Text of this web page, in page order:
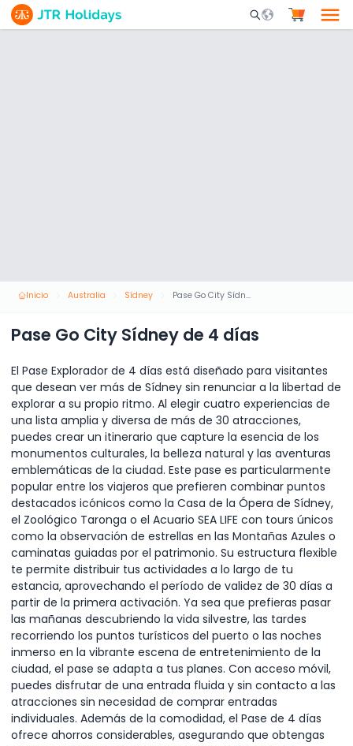
Mobile Search
Inicio Australia Sídney Pase Go City Sídney de 4 días
Pase Go City Sídney de 4 días
El Pase Explorador de 4 días está diseñado para visitantes
que desean ver más de Sídney sin renunciar a la libertad de
explorar a su propio ritmo. Al elegir cuatro experiencias de
una lista amplia y diversa de más de 30 atracciones,
puedes crear un itinerario que capture la esencia de los
monumentos culturales, la belleza natural y las aventuras
emblemáticas de la ciudad. Este pase es particularmente
popular entre los viajeros que prefieren combinar puntos
destacados icónicos como la Casa de la Ópera de Sídney,
el Zoológico Taronga o el Acuario SEA LIFE con tours únicos
como la observación de estrellas en las Montañas Azules o
caminatas guiadas por el patrimonio. Su estructura flexible
te permite distribuir tus actividades a lo largo de tu
estancia, aprovechando el período de validez de 30 días a
partir de la primera activación. Ya sea que prefieras pasar
las mañanas descubriendo la vida silvestre, las tardes
recorriendo los puntos turísticos del puerto o las noches
inmerso en la vibrante escena de entretenimiento de la
ciudad, el pase se adapta a tus planes. Con acceso móvil,
puedes disfrutar de una entrada fluida y sin contacto a las
atracciones sin necesidad de comprar entradas
individuales. Además de la comodidad, el Pase de 4 días
ofrece ahorros considerables, asegurando que obtengas